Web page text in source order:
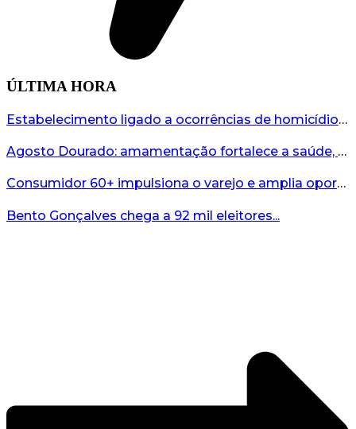
ÚLTIMA HORA
Estabelecimento ligado a ocorrências de homicídio é interditado durante fiscalização em Bento...
Agosto Dourado: amamentação fortalece a saúde, o desenvolvimento e os vínculos...
Consumidor 60+ impulsiona o varejo e amplia oportunidades para o comércio ...
Bento Gonçalves chega a 92 mil eleitores...